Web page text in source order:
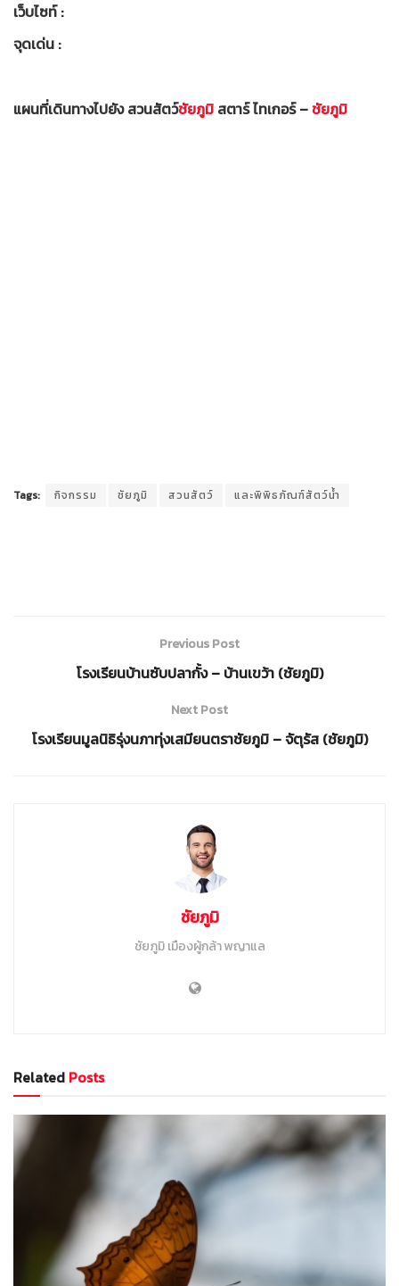
เว็บไซท์ :
จุดเด่น :
แผนที่เดินทางไปยัง สวนสัตว์ชัยภูมิ สตาร์ ไทเกอร์ –ชัยภูมิ
Tags: กิจกรรม ชัยภูมิ สวนสัตว์ และพิพิธภัณฑ์สัตว์น้ำ
Previous Post
โรงเรียนบ้านซับปลากั้ง – บ้านเขว้า (ชัยภูมิ)
Next Post
โรงเรียนมูลนิธิรุ่งนภาทุ่งเสมียนตราชัยภูมิ – จัตุรัส (ชัยภูมิ)
ชัยภูมิ
ชัยภูมิ เมืองผู้กล้า พญาแล
Related Posts